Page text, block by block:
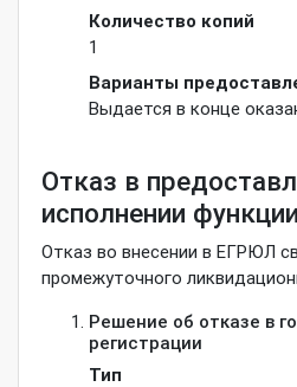
Количество копий
1
Варианты
Выдается в конце
Отказ в
исполнении функции
Отказ во внесении в ЕГРЮЛ
промежуточного
Решение об отказе в
регистрации
Тип